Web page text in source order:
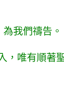
我們禱告。
，唯有順著